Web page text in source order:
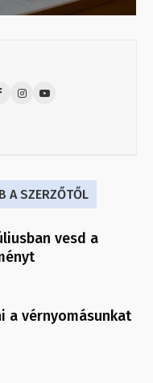
A SZERZŐTŐL
vesd a
a vérnyomásunkat